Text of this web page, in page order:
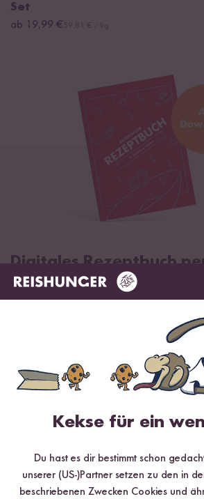
Set
ab 19,99 €
Digitales Rezeptbuch
✔️ 25 leckere Rezepte aus unseren bunten
✔️ Von Sushi über Curry bis hin zu Desserts
✔️ Inklusive Tipps & Tricks für die
Mehr Rezepte mit Thai
Kekse für ein
Du hast es dir bestimmt schon
unserer (US-)Partner setzen zu den in
beschriebenen Zwecken Cookies und